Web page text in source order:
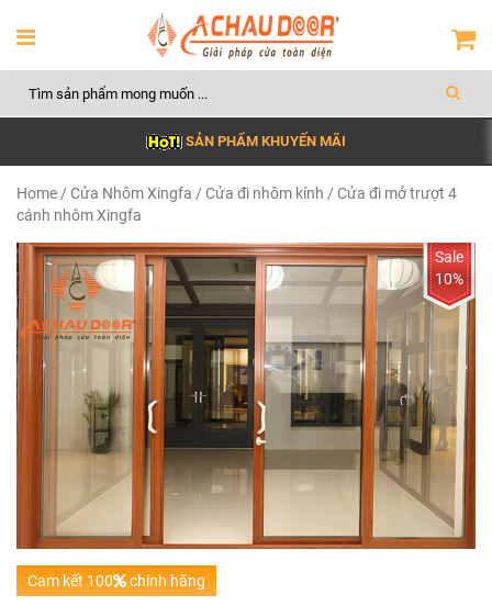
SẢN PHẨM KHUYẾN MÃI
Home / Cửa Nhôm Xingfa / Cửa đi nhôm kính / Cửa đi mở trượt 4
cánh nhôm Xingfa
10%
Cam kết 100 chính hãng